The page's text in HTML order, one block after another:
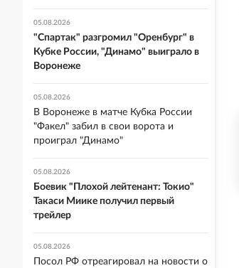
05.08.2026
"Спартак" разгромил "Оренбург" в
Кубке России, "Динамо" выиграло в
Воронеже
05.08.2026
В Воронеже в матче Кубка России
"Факел" забил в свои ворота и
проиграл "Динамо"
05.08.2026
Боевик "Плохой лейтенант: Токио"
Такаси Миике получил первый
трейлер
05.08.2026
Посол РФ отреагировал на новости о